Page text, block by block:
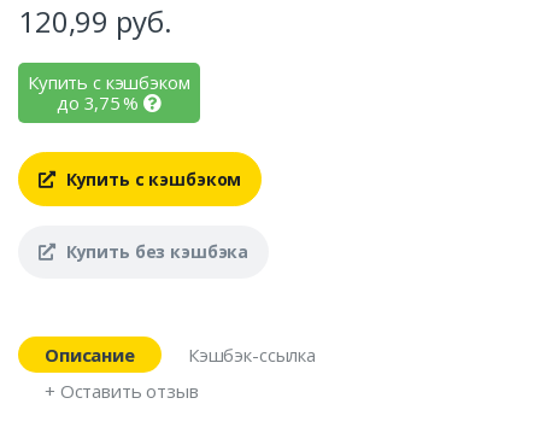
120,99 руб.
Купить с кэшбэком
до 3,75%
Купить с кэшбэком
Купить без кэшбэка
Описание
Кэшбэк-ссылка
+ Оставить отзыв